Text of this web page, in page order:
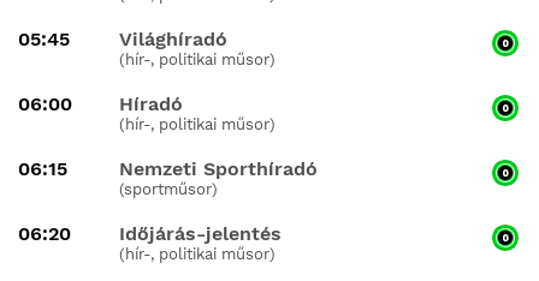
05:45 Világhíradó
(hír-, politikai műsor)
06:00 Híradó
(hír-, politikai műsor)
06:15 Nemzeti Sporthíradó
(sportműsor)
06:20 Időjárás-jelentés
(hír-, politikai műsor)